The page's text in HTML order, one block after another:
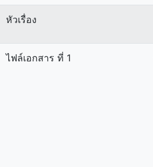
หัวเรื่อง
ไฟล์เอกสาร ที่ 1